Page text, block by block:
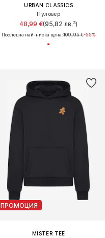
URBAN CLASSICS
Пуловер
48,99 €(95,82 лв.³)
Последна най-ниска цена:109,95 €-55%
ПРОМОЦИЯ
MISTER TEE